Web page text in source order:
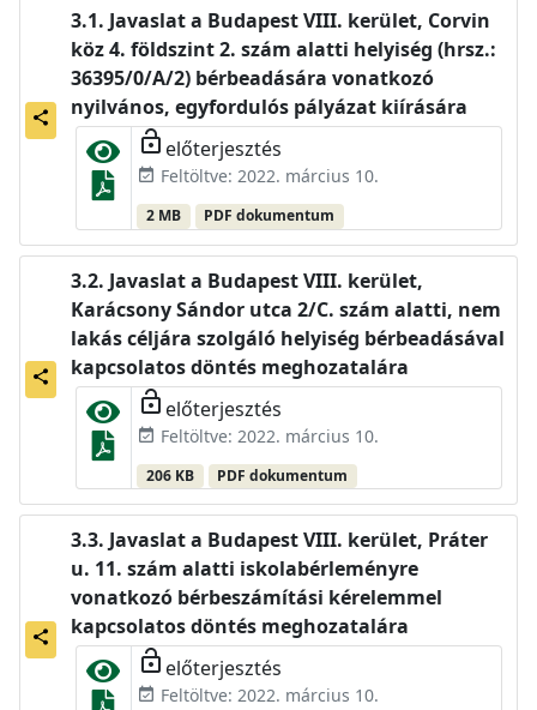
share
Javaslat a Budapest VIII. kerület, Corvin
köz 4. földszint 2. szám alatti helyiség (hrsz.:
36395/0/A/2) bérbeadására vonatkozó
nyilvános, egyfordulós pályázat kiírására
lock_open előterjesztés
event_available Feltöltve: 2022. március 10.
2 MB PDF dokumentum
share
Javaslat a Budapest VIII. kerület,
Karácsony Sándor utca 2/C. szám alatti, nem
lakás céljára szolgáló helyiség bérbeadásával
kapcsolatos döntés meghozatalára
lock_open előterjesztés
event_available Feltöltve: 2022. március 10.
206 KB PDF dokumentum
share
Javaslat a Budapest VIII. kerület, Práter
u. 11. szám alatti iskolabérleményre
vonatkozó bérbeszámítási kérelemmel
kapcsolatos döntés meghozatalára
lock_open előterjesztés
event_available Feltöltve: 2022. március 10.